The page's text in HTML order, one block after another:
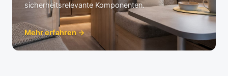
sicherheitsrelevante Komponenten.
Mehr erfahren →